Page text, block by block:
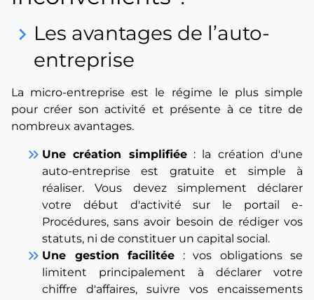
keyboard_arrow_right Les avantages de l’auto-
entreprise
La micro-entreprise est le régime le plus simple
pour créer son activité et présente à ce titre de
nombreux avantages.
keyboard_double_arrow_right Une création simplifiée: la création d'une
auto-entreprise est gratuite et simple à
réaliser. Vous devez simplement déclarer
votre début d'activité sur le portail e-
Procédures, sans avoir besoin de rédiger vos
statuts, ni de constituer un capital social.
keyboard_double_arrow_right Une gestion facilitée : vos obligations se
limitent principalement à déclarer votre
chiffre d'affaires, suivre vos encaissements